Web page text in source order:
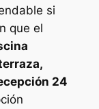
si
que el
24